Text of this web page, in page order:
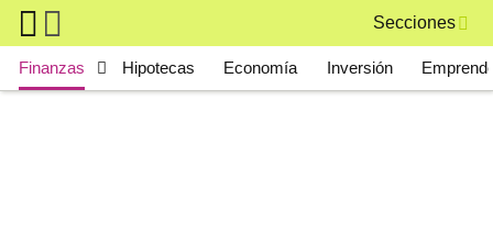
Skip to main content
Secciones
Main navigation
Finanzas Hipotecas Economía Inversión